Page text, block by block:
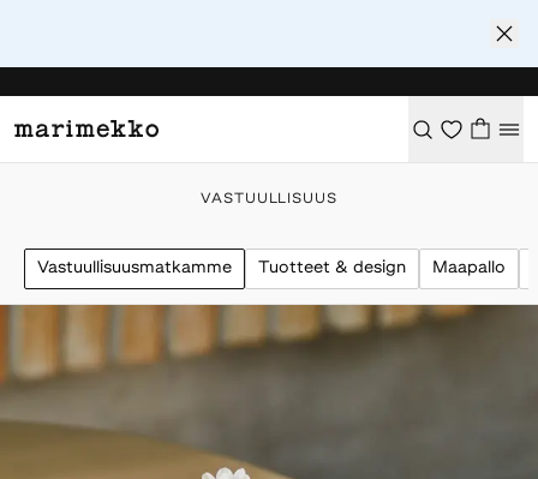
VASTUULLISUUS
Vastuullisuusmatkamme Tuotteet & design Maapallo